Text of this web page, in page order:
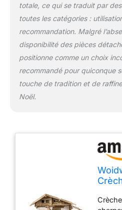
totale, ce qui se traduit par
toutes les catégories :
recommandation. Malgré
disponibilité des pièces
positionne comme un choix
recommandé pour quiconque
touche de tradition et de
Noël.